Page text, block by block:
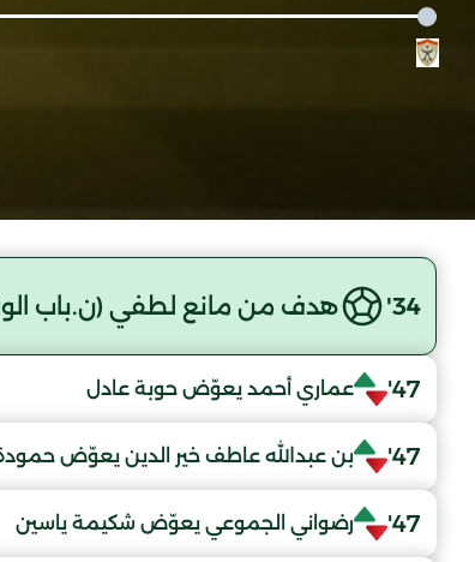
34' هدف من مانع لطفي (ن.باب
47' عماري أحمد يعوّض حوبة عادل
47' بن عبدالله عاطف خير الدين يعوّض
47' رضواني الجموعي يعوّض شكيمة ياسين